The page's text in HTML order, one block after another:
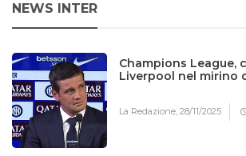
NEWS INTER
Champions League,
Liverpool nel mirino
La Redazione,28/11/2025